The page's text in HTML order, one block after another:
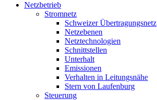
Netzbetrieb
Stromnetz
Schweizer Übertragungsnetz
Netzebenen
Netztechnologien
Schnittstellen
Unterhalt
Emissionen
Verhalten in Leitungsnähe
Stern von Laufenburg
Steuerung